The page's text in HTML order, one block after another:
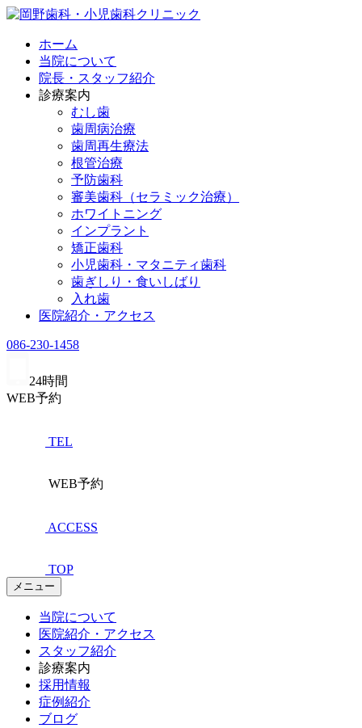
ホーム
当院について
院長・スタッフ紹介
診療案内
むし歯
歯周病治療
歯周再生療法
根管治療
予防歯科
審美歯科（セラミック治療）
ホワイトニング
インプラント
矯正歯科
小児歯科・マタニティ歯科
歯ぎしり・食いしばり
入れ歯
医院紹介・アクセス
086-230-1458
24時間
WEB予約
TEL
WEB予約
ACCESS
TOP
メニュー
当院について
医院紹介・アクセス
スタッフ紹介
診療案内
採用情報
症例紹介
ブログ